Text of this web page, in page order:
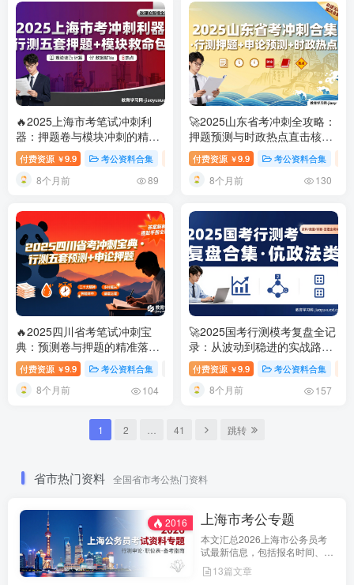
🔥2025上海市考笔试冲刺利
器：押题卷与模块冲刺的精准
结合2025上海市考行测押题卷
及冲刺资料合集
付费资源 ￥9.9 考公资料合集 行测-政治理论（国考2025新增科目）
8个月前 89
🚀2025山东省考冲刺全攻略：
押题预测与时政热点直击核心
2025山东省考行测押题卷及申
论预测合集
付费资源 ￥9.9 考公资料合集
8个月前 130
🔥2025四川省考笔试冲刺宝
典：预测卷与押题的精准落地
路径2025四川省考行测预测卷
及申论押题合集
付费资源 ￥9.9 考公资料合集 # 2025四川省考 # 行政职业能力测验
8个月前 104
🚀2025国考行测模考复盘全记
录：从波动到稳进的实战路径
2025国考行测模考复盘合集
（行政执法类）
付费资源 ￥9.9 考公资料合集
8个月前 157
1 2 41 跳转
省市热门资料 全国省市考公热门资料
2016 上海市考公专题
本文汇总2026上海市公务员考
试最新信息，包括报名时间、招
考公告、职位表、笔试科目及行
测申论备考指南。通过政策解读
13篇文章